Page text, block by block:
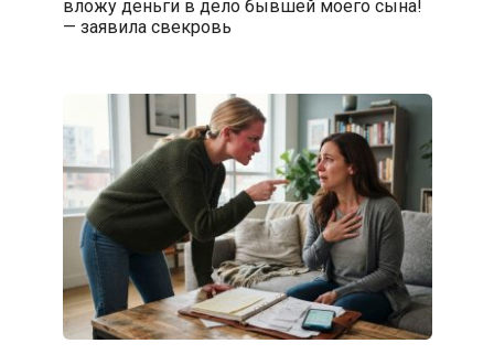
вложу деньги в дело бывшей моего сына!
— заявила свекровь